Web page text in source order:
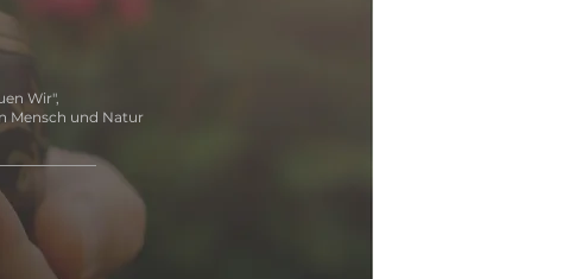
Wir",
Mensch und Natur